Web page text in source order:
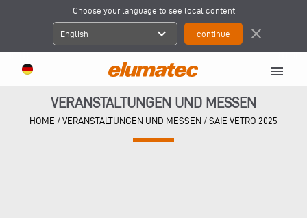
Choose your language to see local content
English expand_more close
menu
VERANSTALTUNGEN UND MESSEN
HOME / VERANSTALTUNGEN UND MESSEN / SAIE VETRO 2025